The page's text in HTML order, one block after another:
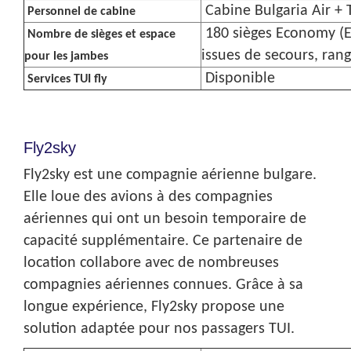
Personnel de cabine Cabine Bulgaria Air +
Nombre de sièges et espace
pour les jambes
180 sièges Economy
issues de secours,
Services TUI fly Disponible
Fly2sky
Fly2sky est une compagnie aérienne bulgare.
Elle loue des avions à des compagnies
aériennes qui ont un besoin temporaire de
capacité supplémentaire. Ce partenaire de
location collabore avec de nombreuses
compagnies aériennes connues. Grâce à sa
longue expérience, Fly2sky propose une
solution adaptée pour nos passagers TUI.